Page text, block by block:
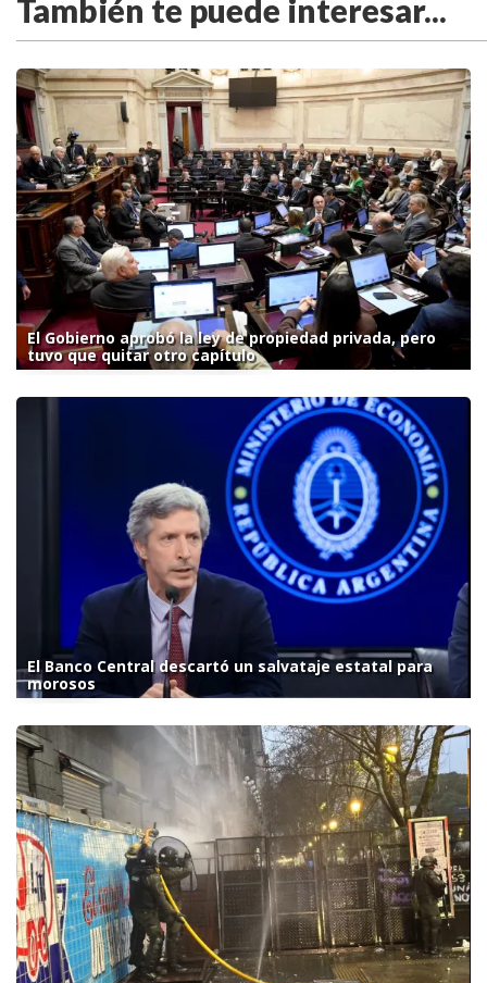
También te puede interesar...
El Gobierno aprobó la ley de propiedad privada, pero
tuvo que quitar otro capítulo
El Banco Central descartó un salvataje estatal para
morosos